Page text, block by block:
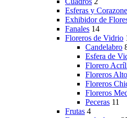
Esferas y
Exhibidor de
Fanales 14
Floreros de Vidrio
Candelabro
Esfera de
Florero
Floreros
Floreros
Floreros
Peceras 11
Frutas 4